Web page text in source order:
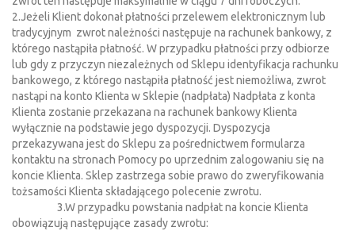
2.Jeżeli Klient dokonał płatności przelewem elektronicznym lub
tradycyjnym zwrot należności następuje na rachunek bankowy, z
którego nastąpiła płatność. W przypadku płatności przy odbiorze
lub gdy z przyczyn niezależnych od Sklepu identyfikacja rachunku
bankowego, z którego nastąpiła płatność jest niemożliwa, zwrot
nastąpi na konto Klienta w Sklepie (nadpłata) Nadpłata z konta
Klienta zostanie przekazana na rachunek bankowy Klienta
wyłącznie na podstawie jego dyspozycji. Dyspozycja
przekazywana jest do Sklepu za pośrednictwem formularza
kontaktu na stronach Pomocy po uprzednim zalogowaniu się na
koncie Klienta. Sklep zastrzega sobie prawo do zweryfikowania
tożsamości Klienta składającego polecenie zwrotu.
3.W przypadku powstania nadpłat na koncie Klienta
obowiązują następujące zasady zwrotu: